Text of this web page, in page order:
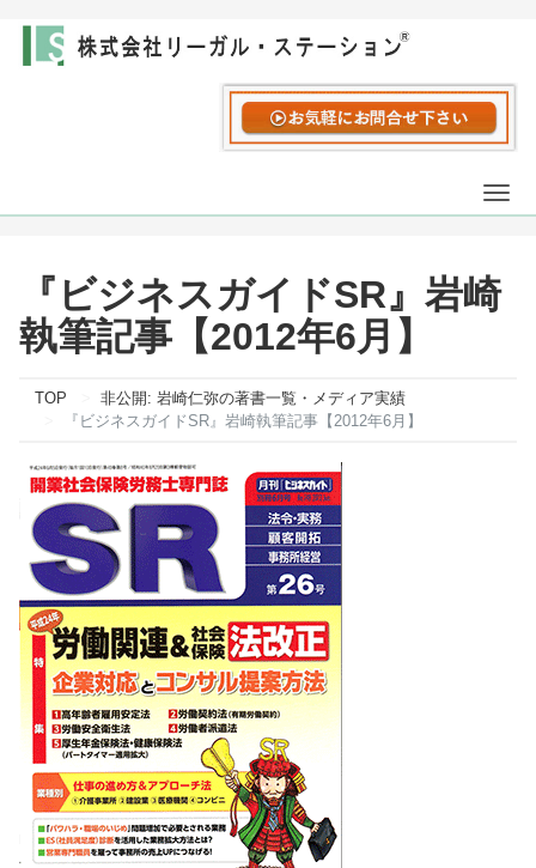
『ビジネスガイドSR』岩崎
執筆記事【2012年6月】
TOP
非公開: 岩崎仁弥の著書一覧・メディア実績
『ビジネスガイドSR』岩崎執筆記事【2012年6月】